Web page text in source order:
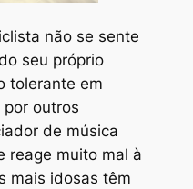
não se sente
seu próprio
tolerante em
outros
de música
reage muito mal à
mais idosas têm